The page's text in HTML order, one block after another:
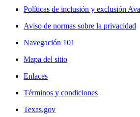
Políticas de inclusión y exclusión
Aviso de normas sobre la privacidad
Navegación 101
Mapa del sitio
Enlaces
Términos y condiciones
Texas.gov